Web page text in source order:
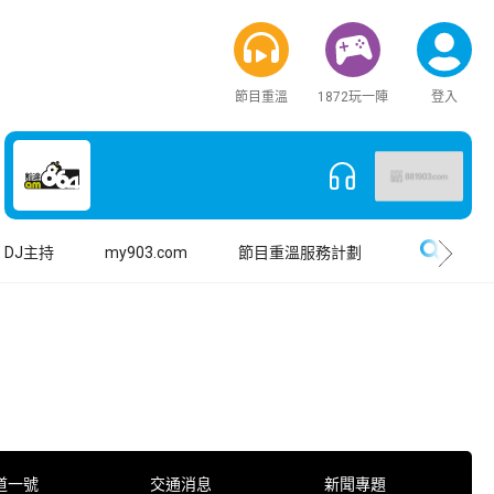
節目重溫 1872玩一陣 登入
DJ主持 my903.com 節目重溫服務計劃
一號 交通消息 新聞專題